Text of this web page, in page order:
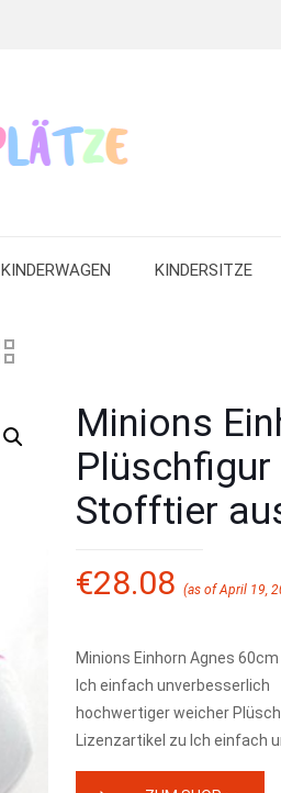
KINDERWAGEN KINDERSITZE
Minions
Stofftier
€28.08 (as of April 19,
Minions Einhorn Agnes
Ich einfach unverbesserlich
hochwertiger weicher
Lizenzartikel zu Ich einfach